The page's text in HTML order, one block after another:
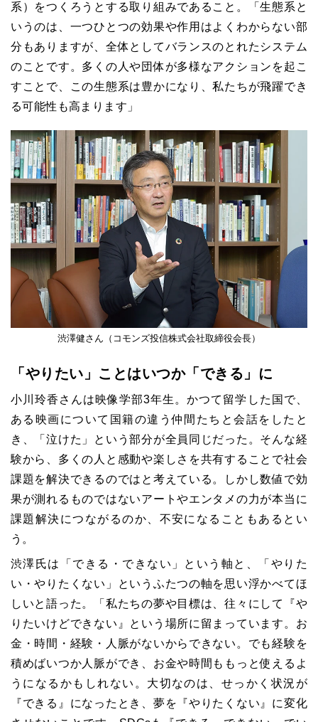
系）をつくろうとする取り組みであること。「生態系と
いうのは、一つひとつの効果や作用はよくわからない部
分もありますが、全体としてバランスのとれたシステム
のことです。多くの人や団体が多様なアクションを起こ
すことで、この生態系は豊かになり、私たちが飛躍でき
る可能性も高まります」
渋澤健さん（コモンズ投信株式会社取締役会長）
「やりたい」ことはいつか「できる」に
小川玲香さんは映像学部3年生。かつて留学した国で、
ある映画について国籍の違う仲間たちと会話をしたと
き、「泣けた」という部分が全員同じだった。そんな経
験から、多くの人と感動や楽しさを共有することで社会
課題を解決できるのではと考えている。しかし数値で効
果が測れるものではないアートやエンタメの力が本当に
課題解決につながるのか、不安になることもあるとい
う。
渋澤氏は「できる・できない」という軸と、「やりた
い・やりたくない」というふたつの軸を思い浮かべてほ
しいと語った。「私たちの夢や目標は、往々にして『や
りたいけどできない』という場所に留まっています。お
金・時間・経験・人脈がないからできない。でも経験を
積めばいつか人脈ができ、お金や時間ももっと使えるよ
うになるかもしれない。大切なのは、せっかく状況が
『できる』になったとき、夢を『やりたくない』に変化